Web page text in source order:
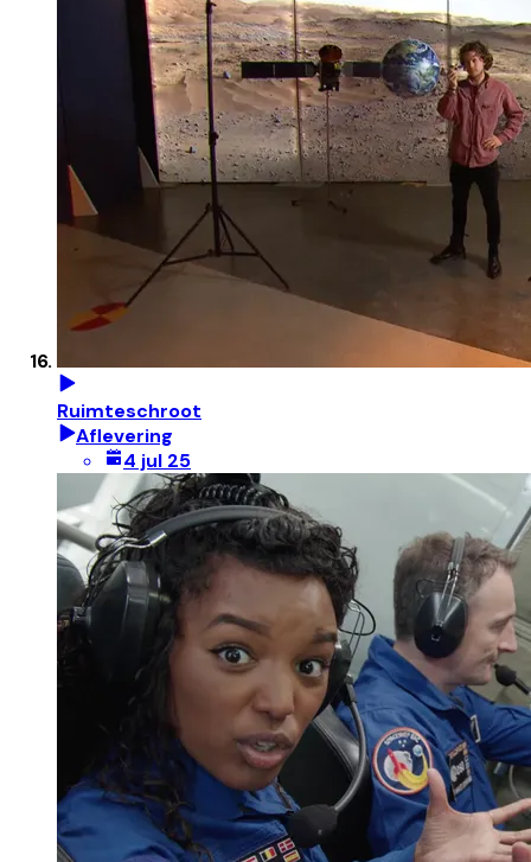
Ruimteschroot
Aflevering
4 jul 25